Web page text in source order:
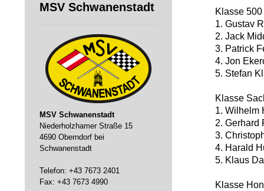
MSV Schwanenstadt
MSV Schwanenstadt
Niederholzhamer Straße 15
4690 Oberndorf bei
Schwanenstadt
Telefon: +43 7673 2401
Fax: +43 7673 4990
Klasse
1. Gustav
2. Jack
3. Patrick
4. Jon
5. Stefan
Klasse
1. Wilhelm
2.
3.
4. Harald
5. Klaus
Klasse